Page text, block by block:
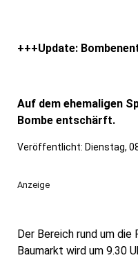
+++Update:
Auf dem ehemaligen
Bombe entschärft.
Veröffentlicht: Dienstag,
Anzeige
Der Bereich rund um
Baumarkt wird um 9.30